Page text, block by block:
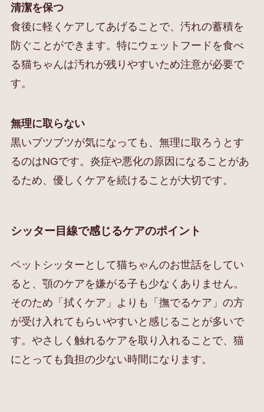
清潔を保つ
食後に軽くケアしてあげることで、汚れの蓄積を
防ぐことができます。特にウェットフードを食べ
る猫ちゃんは汚れが残りやすいため注意が必要で
す。
無理に取らない
黒いブツブツが気になっても、無理に取ろうとす
るのはNGです。炎症や悪化の原因になることがあ
るため、優しくケアを続けることが大切です。
シッター目線で感じるケアのポイント
ペットシッターとして猫ちゃんのお世話をしてい
ると、顎のケアを嫌がる子も少なくありません。
そのため「拭くケア」よりも「撫でるケア」の方
が受け入れてもらいやすいと感じることが多いで
す。やさしく触れるケアを取り入れることで、猫
にとっても負担の少ない時間になります。